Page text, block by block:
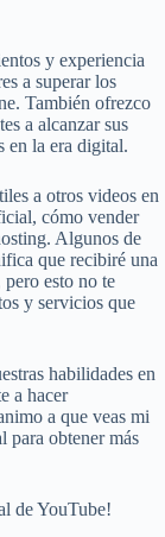
y experiencia
a superar los
También ofrezco
a alcanzar sus
en la era digital.
a otros videos en
cómo vender
Algunos de
que recibiré una
esto no te
y servicios que
habilidades en
a hacer
a que veas mi
para obtener más
de YouTube!